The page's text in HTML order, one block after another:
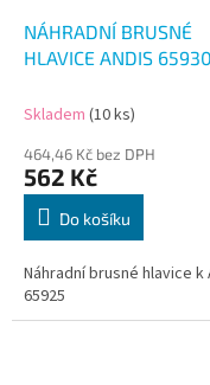
NÁHRADNÍ BRUSNÉ
HLAVICE ANDIS 65930
Skladem (10 ks)
464,46 Kč bez DPH
562 Kč
Do košíku
Náhradní brusné hlavice k
65925